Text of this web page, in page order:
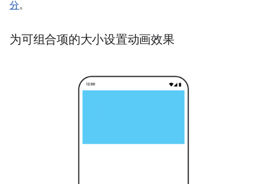
分。
为可组合项的大小设置动画效果